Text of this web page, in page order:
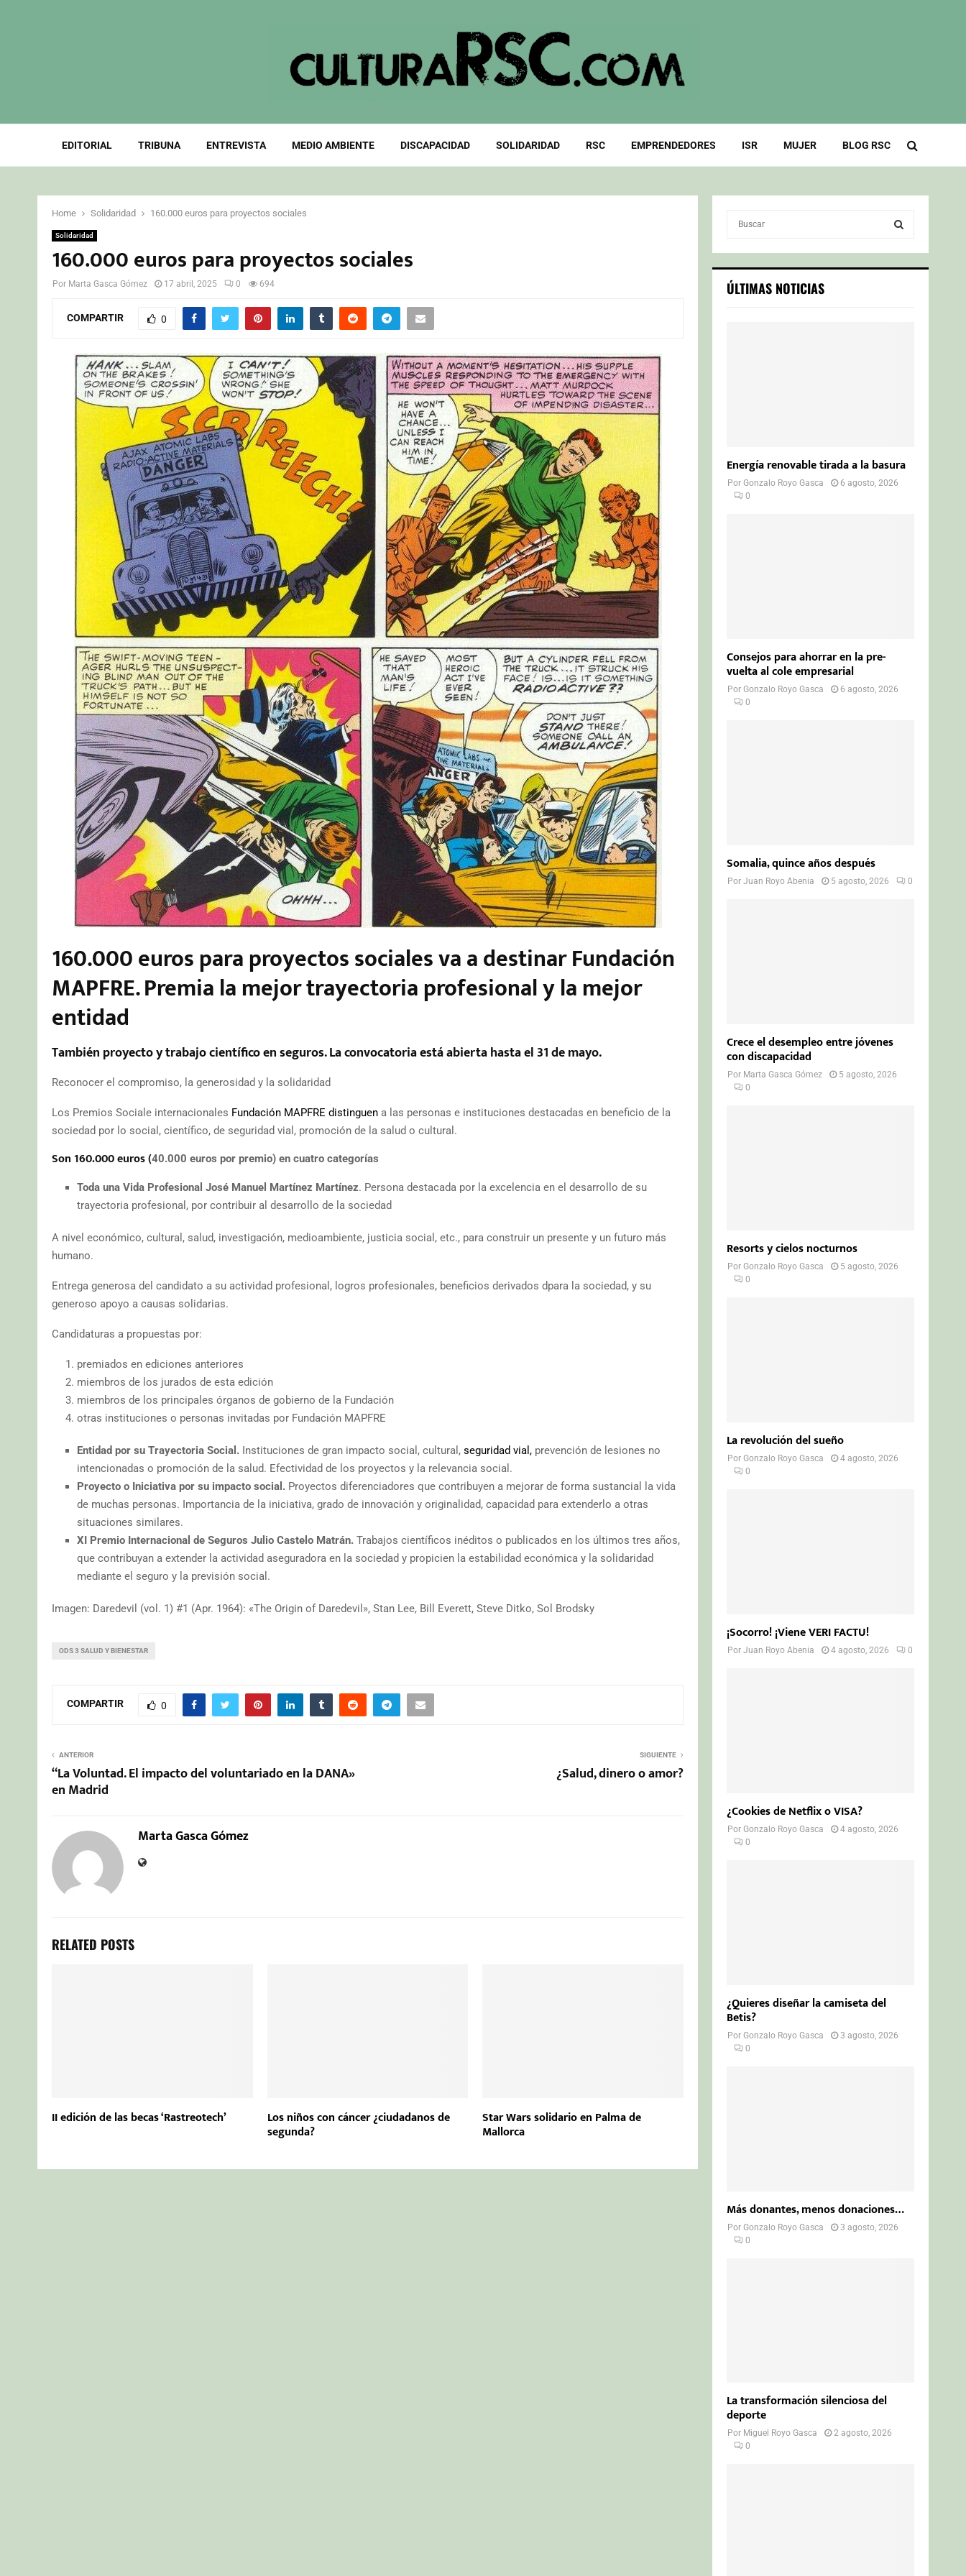
EDITORIAL TRIBUNA ENTREVISTA MEDIO AMBIENTE DISCAPACIDAD SOLIDARIDAD RSC EMPRENDEDORES ISR MUJER BLOG RSC
Home Solidaridad 160.000 euros para proyectos sociales
Solidaridad
160.000 euros para proyectos sociales
Por Marta Gasca Gómez 17 abril, 2025 0 694
COMPARTIR 0
160.000 euros para proyectos sociales va a destinar Fundación
MAPFRE. Premia la mejor trayectoria profesional y la mejor
entidad
También proyecto y trabajo científico en seguros. La convocatoria está abierta hasta el 31 de mayo.
Reconocer el compromiso, la generosidad y la solidaridad
Los Premios Sociale internacionales Fundación MAPFRE distinguen a las personas e instituciones destacadas en beneficio de la
sociedad por lo social, científico, de seguridad vial, promoción de la salud o cultural.
Son 160.000 euros (40.000 euros por premio) en cuatro categorías
Toda una Vida Profesional José Manuel Martínez Martínez. Persona destacada por la excelencia en el desarrollo de su
trayectoria profesional, por contribuir al desarrollo de la sociedad
A nivel económico, cultural, salud, investigación, medioambiente, justicia social, etc., para construir un presente y un futuro más
humano.
Entrega generosa del candidato a su actividad profesional, logros profesionales, beneficios derivados dpara la sociedad, y su
generoso apoyo a causas solidarias.
Candidaturas a propuestas por:
premiados en ediciones anteriores
miembros de los jurados de esta edición
miembros de los principales órganos de gobierno de la Fundación
otras instituciones o personas invitadas por Fundación MAPFRE
Entidad por su Trayectoria Social. Instituciones de gran impacto social, cultural, seguridad vial, prevención de lesiones no
intencionadas o promoción de la salud. Efectividad de los proyectos y la relevancia social.
Proyecto o Iniciativa por su impacto social. Proyectos diferenciadores que contribuyen a mejorar de forma sustancial la vida
de muchas personas. Importancia de la iniciativa, grado de innovación y originalidad, capacidad para extenderlo a otras
situaciones similares.
XI Premio Internacional de Seguros Julio Castelo Matrán. Trabajos científicos inéditos o publicados en los últimos tres años,
que contribuyan a extender la actividad aseguradora en la sociedad y propicien la estabilidad económica y la solidaridad
mediante el seguro y la previsión social.
Imagen: Daredevil (vol. 1) #1 (Apr. 1964): «The Origin of Daredevil», Stan Lee, Bill Everett, Steve Ditko, Sol Brodsky
ODS 3 SALUD Y BIENESTAR
COMPARTIR 0
ANTERIOR
“La Voluntad. El impacto del voluntariado en la DANA»
en Madrid
SIGUIENTE
¿Salud, dinero o amor?
Marta Gasca Gómez
RELATED POSTS
II edición de las becas ‘Rastreotech’ Los niños con cáncer ¿ciudadanos de
segunda?
Star Wars solidario en Palma de
Mallorca
c
h
S
ÚLTIMAS NOTICIAS
Energía renovable tirada a la basura
PorGonzalo Royo Gasca
6 agosto, 2026
0
Consejos para ahorrar en la pre-
vuelta al cole empresarial
PorGonzalo Royo Gasca
6 agosto, 2026
0
Somalia, quince años después
PorJuan Royo Abenia 5 agosto, 2026 0
Crece el desempleo entre jóvenes
con discapacidad
Por Marta Gasca Gómez
5 agosto, 2026
0
Resorts y cielos nocturnos
PorGonzalo Royo Gasca
5 agosto, 2026
0
La revolución del sueño
PorGonzalo Royo Gasca
4 agosto, 2026
0
¡Socorro! ¡Viene VERI FACTU!
PorJuan Royo Abenia 4 agosto, 2026 0
¿Cookies de Netflix o VISA?
PorGonzalo Royo Gasca
4 agosto, 2026
0
¿Quieres diseñar la camiseta del
Betis?
PorGonzalo Royo Gasca
3 agosto, 2026
0
Más donantes, menos donaciones…
PorGonzalo Royo Gasca
3 agosto, 2026
0
La transformación silenciosa del
deporte
Por Miguel Royo Gasca
2 agosto, 2026
0